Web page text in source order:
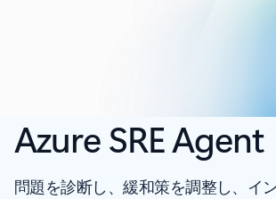
Azure SRE Agent
問題を診断し、緩和策を調整し、イ